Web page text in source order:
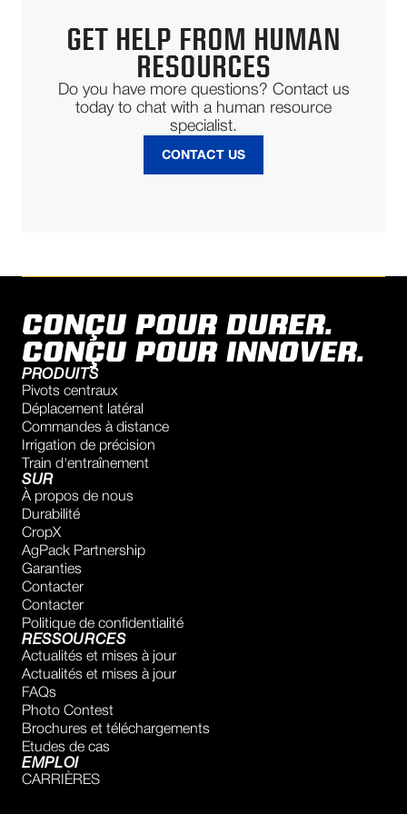
GET HELP FROM HUMAN
RESOURCES
Do you have more questions? Contact us
today to chat with a human resource
specialist.
CONTACT US
CONÇU POUR DURER.
CONÇU POUR INNOVER.
PRODUITS
Pivots centraux
Déplacement latéral
Commandes à distance
Irrigation de précision
Train d'entraînement
SUR
À propos de nous
Durabilité
CropX
AgPack Partnership
Garanties
Contacter
Contacter
Politique de confidentialité
RESSOURCES
Actualités et mises à jour
Actualités et mises à jour
FAQs
Photo Contest
Brochures et téléchargements
Etudes de cas
EMPLOI
CARRIÈRES